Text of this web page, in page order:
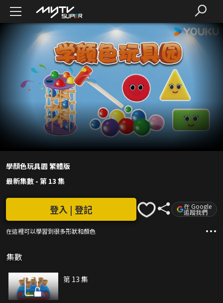
學顏色玩具園 繁體版
最新集數 - 第 13 集
在這裡可以學習到很多形狀和顏色
登入 | 登記 在 Google
追蹤我們
集數
第 13 集